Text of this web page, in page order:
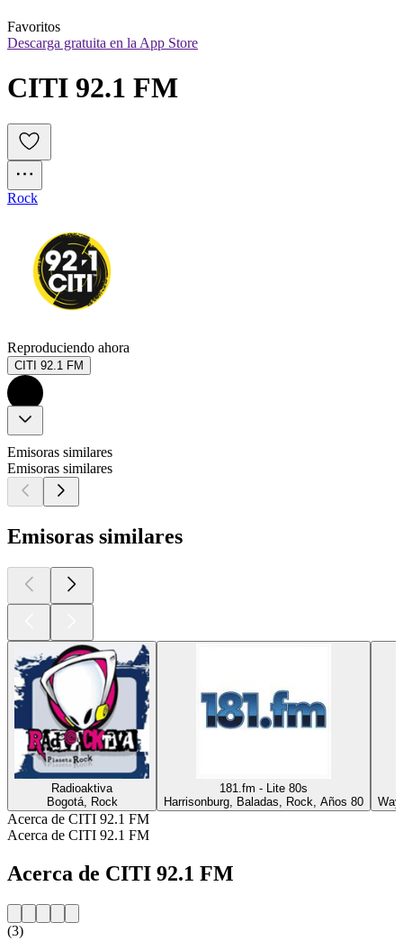
Favoritos
Descarga gratuita en la App Store
CITI 92.1 FM
Rock
Reproduciendo ahora
CITI 92.1 FM
Emisoras similares
Emisoras similares
Emisoras similares
Radioaktiva
Bogotá, Rock
181.fm - Lite 80s
Harrisonburg, Baladas, Rock, Años 80
Acerca de CITI 92.1 FM
Acerca de CITI 92.1 FM
Acerca de CITI 92.1 FM
(3)